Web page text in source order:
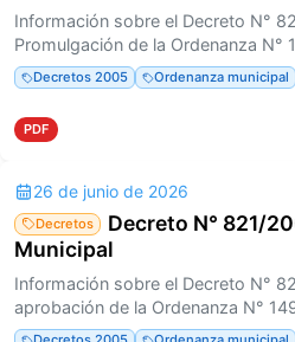
Información sobre el Decreto N°
Promulgación de la Ordenanza N°
Decretos 2005 Ordenanza municipal
PDF
26 de junio de 2026
Decretos
Decreto N° 821/
Municipal
Información sobre el Decreto N°
aprobación de la Ordenanza N°